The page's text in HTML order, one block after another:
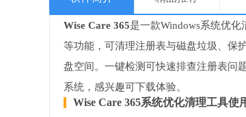
Wise Care 365是一款Windows系统优
等功能，可清理注册表与磁盘垃圾、保
盘空间。一键检测可快速排查注册表问
系统，感兴趣可下载体验。
Wise Care 365系统优化清理工具使